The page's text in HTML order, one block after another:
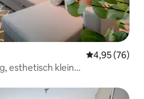
Gemiddelde
4,95 (76)
esthetisch klein